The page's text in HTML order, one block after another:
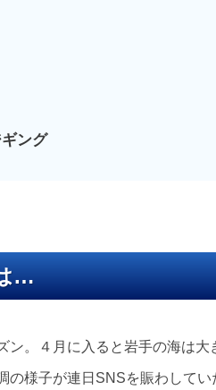
ング
…
。４月に入ると岩手の海は大
の様子が連日SNSを賑わしてい